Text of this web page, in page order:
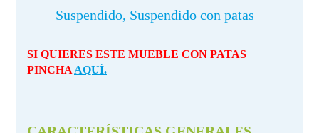
Suspendido, Suspendido con patas
SI QUIERES ESTE MUEBLE CON PATAS
PINCHA AQUÍ.